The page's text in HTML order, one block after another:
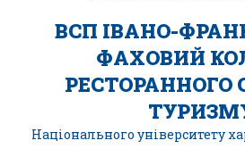
ВСП ІВАНО-
ФАХОВИЙ
РЕСТОРАННОГО
Національного університету